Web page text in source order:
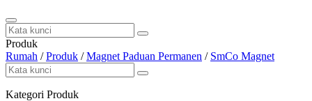
Produk
Rumah /Produk /Magnet Paduan Permanen / SmCo Magnet
Kategori Produk